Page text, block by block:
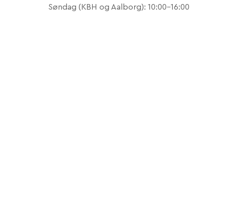
Søndag (KBH og Aalborg): 10:00-16:00